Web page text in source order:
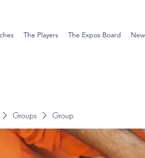
The Players The Expos Board
Groups Group